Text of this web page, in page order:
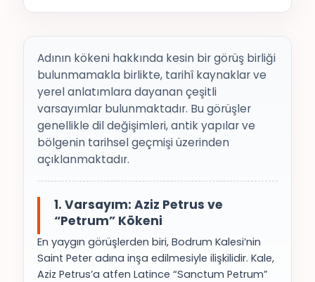
Adının kökeni hakkında kesin bir görüş birliği
bulunmamakla birlikte, tarihî kaynaklar ve
yerel anlatımlara dayanan çeşitli
varsayımlar bulunmaktadır. Bu görüşler
genellikle dil değişimleri, antik yapılar ve
bölgenin tarihsel geçmişi üzerinden
açıklanmaktadır.
1. Varsayım: Aziz Petrus ve
“Petrum” Kökeni
En yaygın görüşlerden biri, Bodrum Kalesi’nin
Saint Peter adına inşa edilmesiyle ilişkilidir. Kale,
Aziz Petrus’a atfen Latince “Sanctum Petrum”